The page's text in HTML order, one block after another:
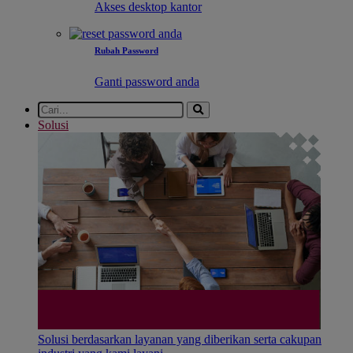
Akses desktop kantor
Rubah Password
Ganti password anda
Solusi
Solusi berdasarkan layanan yang diberikan serta cakupan